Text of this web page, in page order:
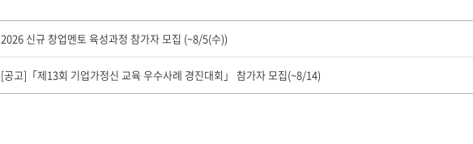
2026 신규 창업멘토 육성과정 참가자 모집 (~8/5(수))
[공고]「제13회 기업가정신 교육 우수사례 경진대회」 참가자 모집(~8/14)